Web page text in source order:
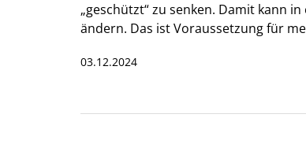
geschützt“ zu senken. Damit kann
ändern. Das ist Voraussetzung für
03.12.2024